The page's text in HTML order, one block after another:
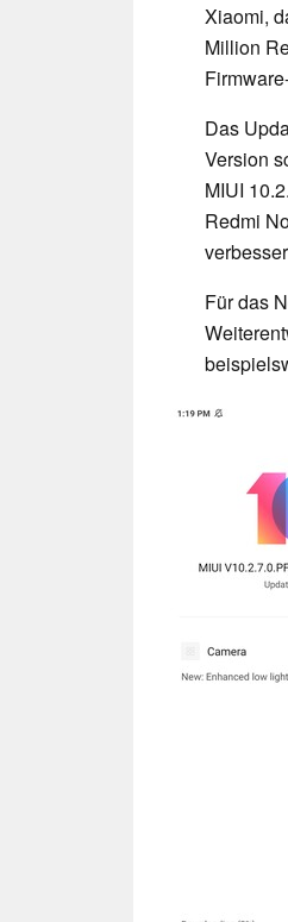
Xiaomi,
Million
Das
Version
MIUI
Redmi
Für das